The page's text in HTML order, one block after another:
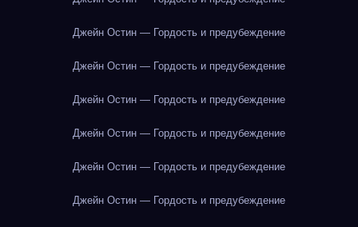
Джейн Остин — Гордость и предубеждение
Джейн Остин — Гордость и предубеждение
Джейн Остин — Гордость и предубеждение
Джейн Остин — Гордость и предубеждение
Джейн Остин — Гордость и предубеждение
Джейн Остин — Гордость и предубеждение